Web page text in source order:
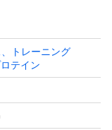
トレーニング
テイン